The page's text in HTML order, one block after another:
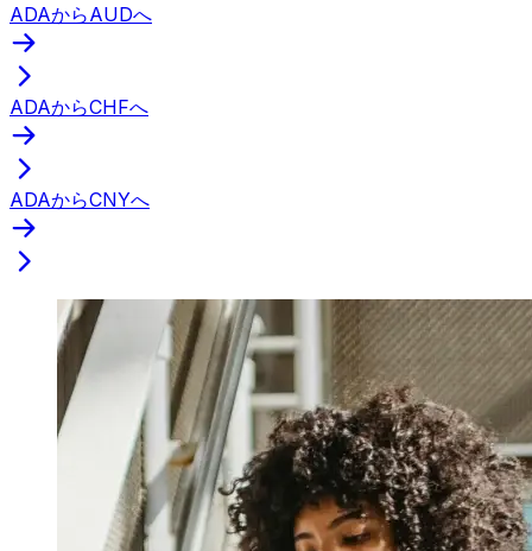
ADAからAUDへ
ADAからCHFへ
ADAからCNYへ